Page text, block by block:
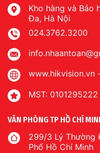
Kho hàng và Bảo
Đa, Hà Nội
024.3762.3200
www.hikvision.vn
MST: 0101295222
VĂN PHÒNG TP HỒ CHÍ
299/3 Lý Thường
Phố Hồ Chí Minh